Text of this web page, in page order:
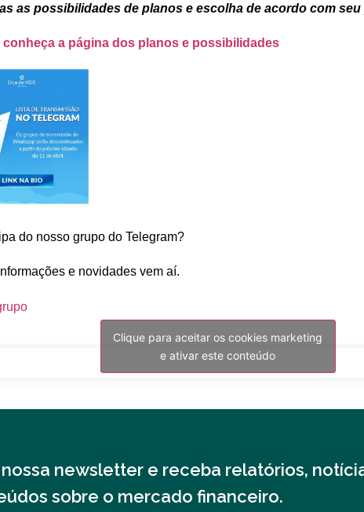
as possibilidades de planos e escolha de acordo com seu
conheça a página dos planos e possibilidades
do nosso grupo do Telegram?
e novidades vem aí.
Clique para aceitar os cookies marketing
e ativar este conteúdo
newsletter e receba relatórios,
sobre o mercado financeiro.